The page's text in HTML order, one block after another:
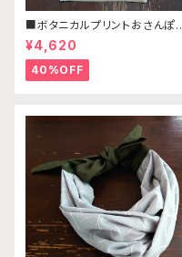
■ボタニカルプリントおさんぽ
ニバッグ A
¥4,620
40%OFF